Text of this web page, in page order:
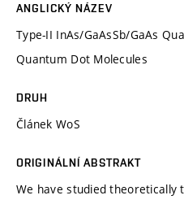
ANGLICKÝ NÁZEV
Type-II InAs/GaAsSb/GaAs
Quantum Dot Molecules
DRUH
Článek WoS
ORIGINÁLNÍ ABSTRAKT
We have studied theoretically